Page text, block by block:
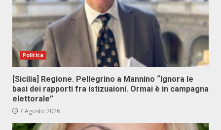
Politica
[Sicilia] Regione. Pellegrino a Mannino “Ignora le
basi dei rapporti fra istizuaioni. Ormai è in campagna
elettorale”
7 Agosto 2026